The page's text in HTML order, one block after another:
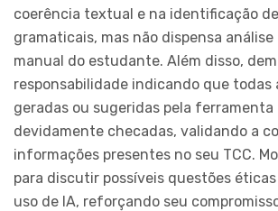
coerência textual e na identificação
gramaticais, mas não dispensa
manual do estudante. Além disso,
responsabilidade indicando que todas
geradas ou sugeridas pela ferramenta
devidamente checadas, validando a
informações presentes no seu TCC.
para discutir possíveis questões
uso de IA, reforçando seu